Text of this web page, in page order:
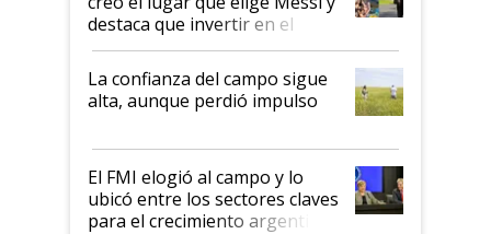
destaca que invertir en el
kirchnerismo era como "darle
plata a un hijo para droga":
Juan Félix Rossetti, el libertario
que de una dura crisis salió
de Milei
La confianza del campo sigue
alta, aunque perdió impulso
El FMI elogió al campo y lo
ubicó entre los sectores claves
para el crecimiento argentino